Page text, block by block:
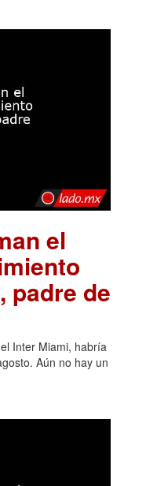
el
padre de
Inter Miami, habría
Aún no hay un